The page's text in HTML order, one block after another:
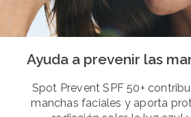
Ayuda a prevenir las
Spot Prevent SPF 50+
manchas faciales y aporta